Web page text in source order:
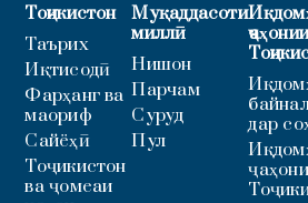
Тоҷикистон
Таърих
Иқтисодӣ
Фарҳанг ва
маориф
Сайёҳӣ
Тоҷикистон
ва ҷомеаи
Муқаддасоти
миллӣ
Нишон
Парчам
Суруд
Пул
ҷаҳонии
дар